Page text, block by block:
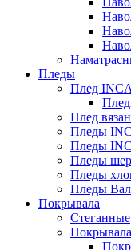
Пледы
Плед
Плед
Пледы
Пледы
Пледы
Пледы
Пледы
Покрывала
Стеганные